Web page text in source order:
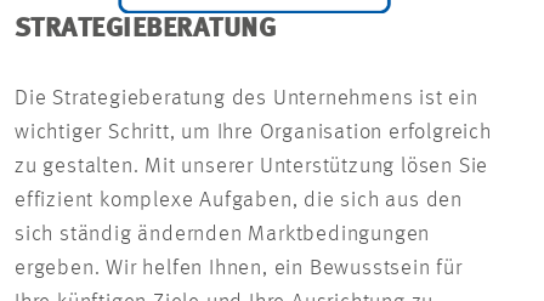
STRATEGIEBERATUNG
Die Strategieberatung des Unternehmens ist ein
wichtiger Schritt, um Ihre Organisation erfolgreich
zu gestalten. Mit unserer Unterstützung lösen Sie
effizient komplexe Aufgaben, die sich aus den
sich ständig ändernden Marktbedingungen
ergeben. Wir helfen Ihnen, ein Bewusstsein für